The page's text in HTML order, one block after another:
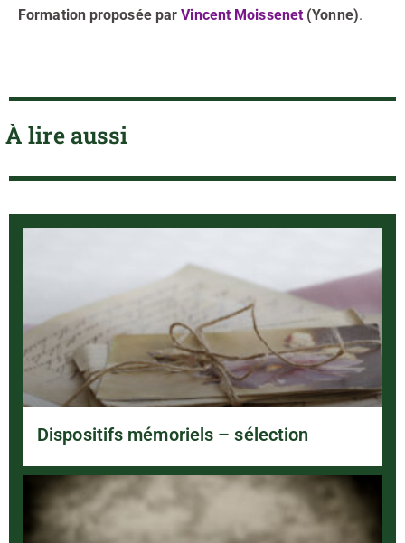
Formation proposée par Vincent Moissenet (Yonne).
À lire aussi
Dispositifs mémoriels – sélection